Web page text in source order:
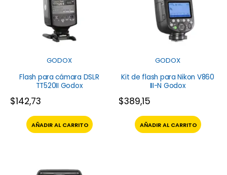
GODOX
Flash para cámara DSLR
TT520II Godox
$142,73
AÑADIR AL CARRITO
GODOX
Kit de flash para Nikon V860
III-N Godox
$389,15
AÑADIR AL CARRITO